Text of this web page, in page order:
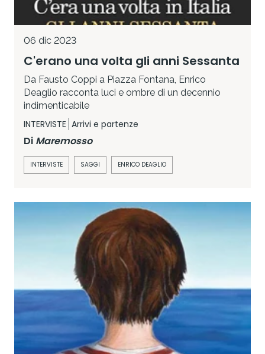
06 dic 2023
C'erano una volta gli anni Sessanta
Da Fausto Coppi a Piazza Fontana, Enrico
Deaglio racconta luci e ombre di un decennio
indimenticabile
INTERVISTE Arrivi e partenze
Di Maremosso
INTERVISTE SAGGI ENRICO DEAGLIO